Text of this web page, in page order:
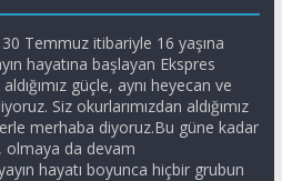
Temmuz itibariyle 16 yaşına
hayatına başlayan Ekspres
güçle, aynı heyecan ve
Siz okurlarımızdan aldığımız
merhaba diyoruz.Bu güne kadar
olmaya da devam
hayatı boyunca hiçbir grubun